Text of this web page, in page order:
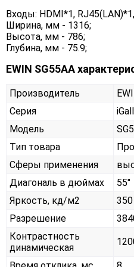
Входы: HDMI*1,
Ширина, мм - 1316;
Высота, мм - 786;
Глубина, мм - 75.9;
EWIN SG55AA
Производитель
Серия
Модель
Тип товара
Сферы применения
Диагональ в дюймах
55"
Яркость, кд/м2
350
Разрешение
Контрастность
динамическая